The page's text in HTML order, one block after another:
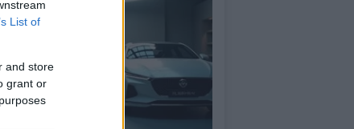
List of
and store
grant or